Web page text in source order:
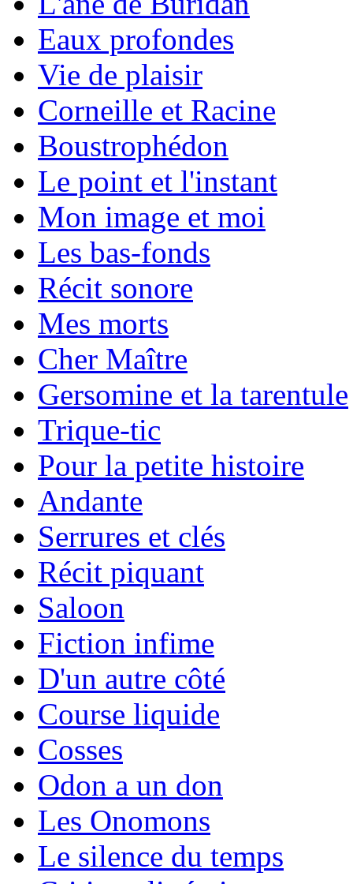
Eaux profondes
Vie de plaisir
Corneille et Racine
Boustrophédon
Le point et l'instant
Mon image et moi
Les bas-fonds
Récit sonore
Mes morts
Cher Maître
Gersomine et la tarentule
Trique-tic
Pour la petite histoire
Andante
Serrures et clés
Récit piquant
Saloon
Fiction infime
D'un autre côté
Course liquide
Cosses
Odon a un don
Les Onomons
Le silence du temps